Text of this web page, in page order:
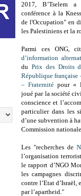
2017, B’Tselem
conférence à la
de l'Occupation" en
les Palestiniens et la
Parmi ces ONG,
d’information
du Prix des Droits
République
– Fraternitépour «
joué par la société
conscience et
particulier dans les
d’une subvention à
Commission
Les "recherches de
l’organisation
le rapport d’NGO
les campagnes
contre l’Etat
par l’apartheid."